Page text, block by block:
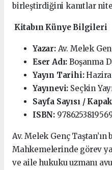
birleştirdiğini kanıtlar
Kitabın Künye Bilgileri
Yazar:Av. Melek
Eser Adı: Boşanma
Yayın Tarihi:
Yayınevi: Seçkin
Sayfa Sayısı /
ISBN:
Av. Melek Genç Taştan’ın
Mahkemelerinde görev
ve aile hukuku uzmanı